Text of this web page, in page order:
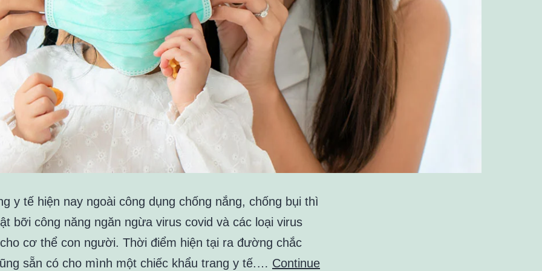
y tế hiện nay ngoài công dụng chống nắng, chống bụi thì
bỡi công năng ngăn ngừa virus covid và các loại virus
cơ thể con người. Thời điểm hiện tại ra đường chắc
sẵn có cho mình một chiếc khẩu trang y tế.… Continue